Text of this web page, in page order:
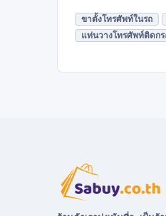
ขาตั้งโทรศัพท์ในรถ
แท่นวางโทรศัพท์ติดกร